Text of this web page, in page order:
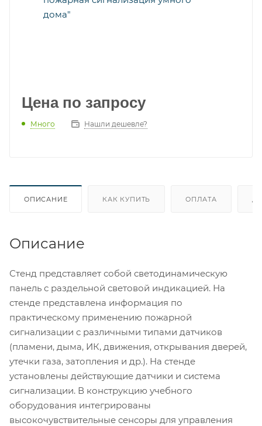
Цена по запросу
Много Нашли дешевле?
ОПИСАНИЕ КАК КУПИТЬ ОПЛАТА
Описание
Стенд представляет собой светодинамическую
панель с раздельной световой индикацией. На
стенде представлена информация по
практическому применению пожарной
сигнализации с различными типами датчиков
(пламени, дыма, ИК, движения, открывания дверей,
утечки газа, затопления и др.). На стенде
установлены действующие датчики и система
сигнализации. В конструкцию учебного
оборудования интегрированы
высокочувствительные сенсоры для управления